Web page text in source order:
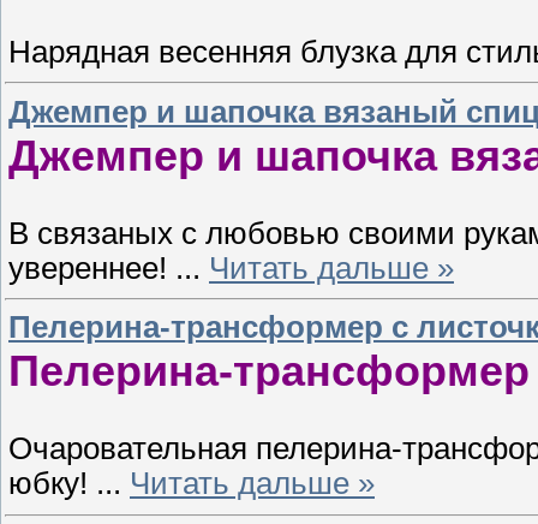
Нарядная весенняя блузка для
Джемпер и шапочка вязаный
Джемпер и шапочка
В связаных с любовью своими
увереннее! ... Читать дальше »
Пелерина-трансформер с
Пелерина-трансформер
Очаровательная пелерина-
юбку! ... Читать дальше »